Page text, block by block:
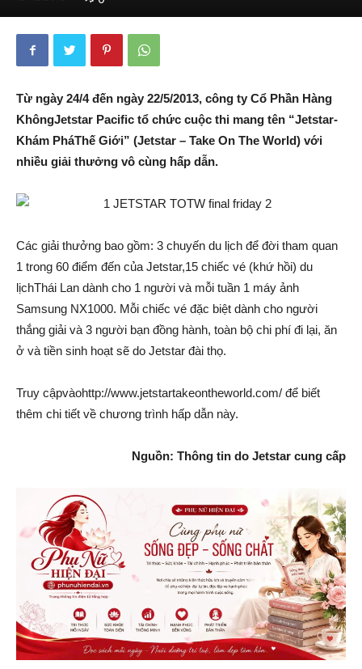
Từ ngày 24/4 đến ngày 22/5/2013, công ty Cổ Phần Hàng
KhôngJetstar Pacific tổ chức cuộc thi mang tên “Jetstar-
Khám PháThế Giới” (Jetstar – Take On The World) với
nhiều giải thưởng vô cùng hấp dẫn.
Các giải thưởng bao gồm: 3 chuyến du lịch để đời tham quan
1 trong 60 điểm đến của Jetstar,15 chiếc vé (khứ hồi) du
lịchThái Lan dành cho 1 người và mỗi tuần 1 máy ảnh
Samsung NX1000. Mỗi chiếc vé đặc biệt dành cho người
thắng giải và 3 người bạn đồng hành, toàn bộ chi phí đi lại, ăn
ở và tiền sinh hoạt sẽ do Jetstar đài thọ.
Truy cậpvàohttp://www.jetstartakeontheworld.com/ để biết
thêm chi tiết về chương trình hấp dẫn này.
Nguồn: Thông tin do Jetstar cung cấp